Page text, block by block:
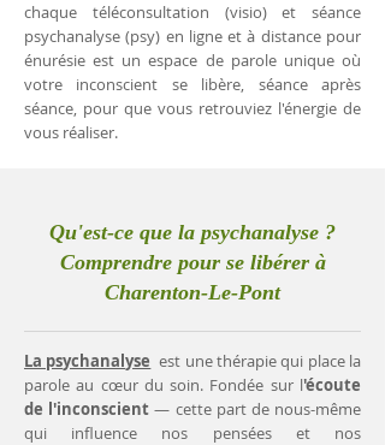
chaque téléconsultation (visio) et séance
psychanalyse (psy) en ligne et à distance pour
énurésie est un espace de parole unique où
votre inconscient se libère, séance après
séance, pour que vous retrouviez l'énergie de
vous réaliser.
Qu'est-ce que la psychanalyse ?
Comprendre pour se libérer à
Charenton-Le-Pont
La psychanalyse est une thérapie qui place la
parole au cœur du soin. Fondée sur l'écoute
de l'inconscient— cette part de nous-même
qui influence nos pensées et nos